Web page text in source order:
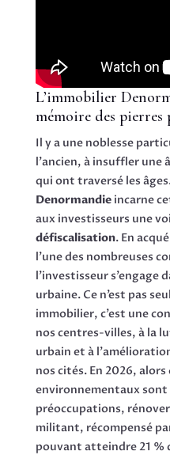
L’immobilier
mémoire des
Il y a une noblesse
l’ancien, à insuffler une
qui ont traversé les
Denormandieincarne
aux investisseurs une
défiscalisation. En
l’une des nombreuses
l’investisseur s’engage
urbaine. Ce n’est pas
immobilier, c’est une
nos centres-villes, à la
urbain et à
nos cités. En 2026, alors
environnementaux
préoccupations,
militant, récompensé
pouvant atteindre 21 %